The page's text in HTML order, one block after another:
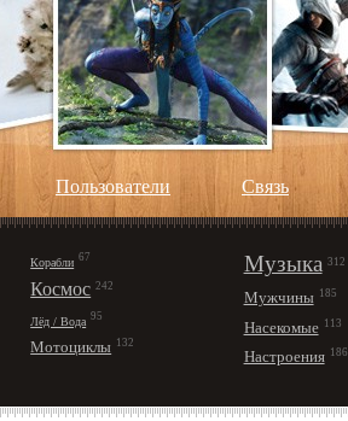
Пользователи Cвязь
Корабли 67
Космос 242
Лёд / Вода 95
Мотоциклы 132
Музыка 312
Мужчины 185
Насекомые 113
Настроения 186